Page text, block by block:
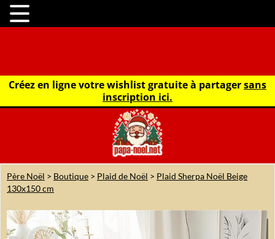
Créez en ligne votre wishlist gratuite à partagersans
inscription ici.
Père Noël > Boutique > Plaid de Noël > Plaid Sherpa Noël Beige
130x150 cm